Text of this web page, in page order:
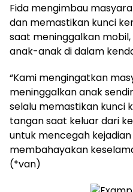
Fida mengimbau
dan memastikan kunci
saat meninggalkan
anak-anak di dalam
“Kami mengingatkan
meninggalkan anak
selalu memastikan kunci
tangan saat keluar dari
untuk mencegah
membahayakan
(*van)